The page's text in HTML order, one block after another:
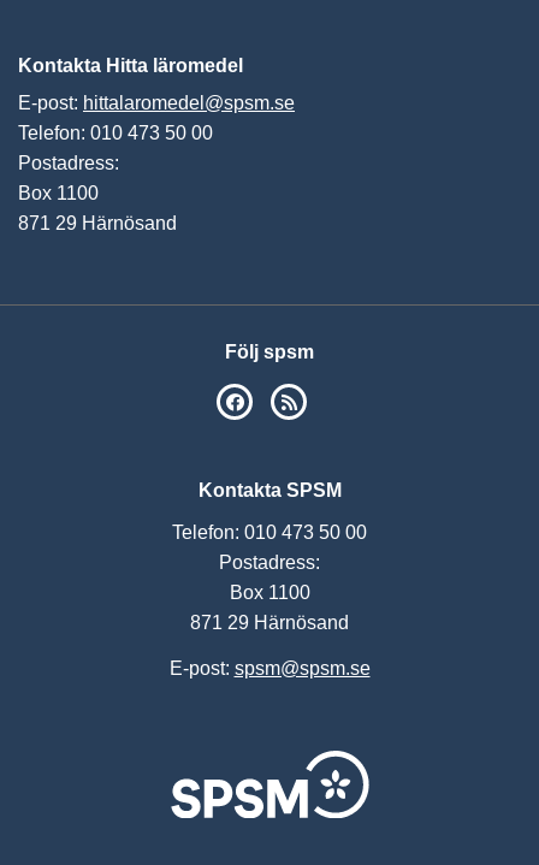
Kontakta Hitta läromedel
E-post: hittalaromedel@spsm.se
Telefon: 010 473 50 00
Postadress:
Box 1100
871 29 Härnösand
Följ spsm
SPSM på Facebook
Kontakta SPSM
Telefon: 010 473 50 00
Postadress:
Box 1100
871 29 Härnösand
E-post: spsm@spsm.se